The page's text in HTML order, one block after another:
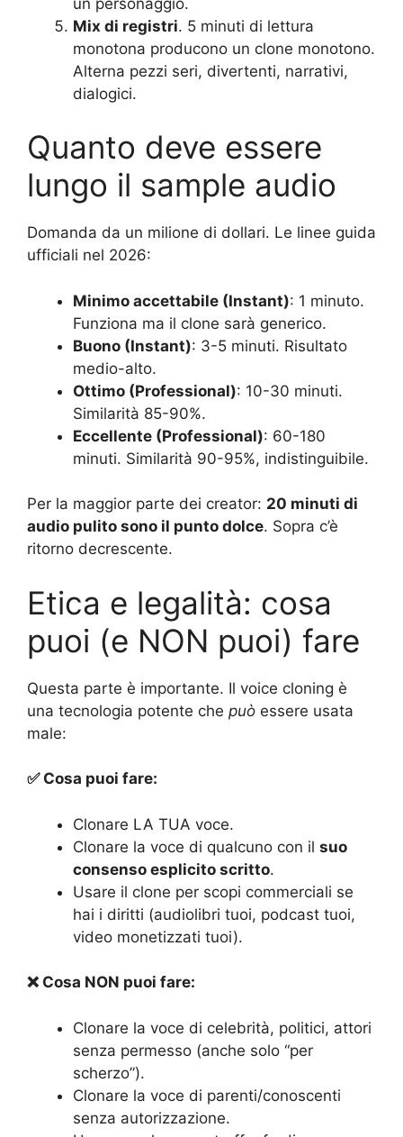
Mix di registri. 5 minuti di lettura
monotona producono un clone monotono.
Alterna pezzi seri, divertenti, narrativi,
dialogici.
Quanto deve essere
lungo il sample audio
Domanda da un milione di dollari. Le linee guida
ufficiali nel 2026:
Minimo accettabile (Instant): 1 minuto.
Funziona ma il clone sarà generico.
Buono (Instant): 3-5 minuti. Risultato
medio-alto.
Ottimo (Professional): 10-30 minuti.
Similarità 85-90%.
Eccellente (Professional): 60-180
minuti. Similarità 90-95%, indistinguibile.
Per la maggior parte dei creator: 20 minuti di
audio pulito sono il punto dolce. Sopra c’è
ritorno decrescente.
Etica e legalità: cosa
puoi (e NON puoi) fare
Questa parte è importante. Il voice cloning è
una tecnologia potente che può essere usata
male:
✅ Cosa puoi fare:
Clonare LA TUA voce.
Clonare la voce di qualcuno con il suo
consenso esplicito scritto.
Usare il clone per scopi commerciali se
hai i diritti (audiolibri tuoi, podcast tuoi,
video monetizzati tuoi).
❌ Cosa NON puoi fare:
Clonare la voce di celebrità, politici, attori
senza permesso (anche solo “per
scherzo”).
Clonare la voce di parenti/conoscenti
senza autorizzazione.